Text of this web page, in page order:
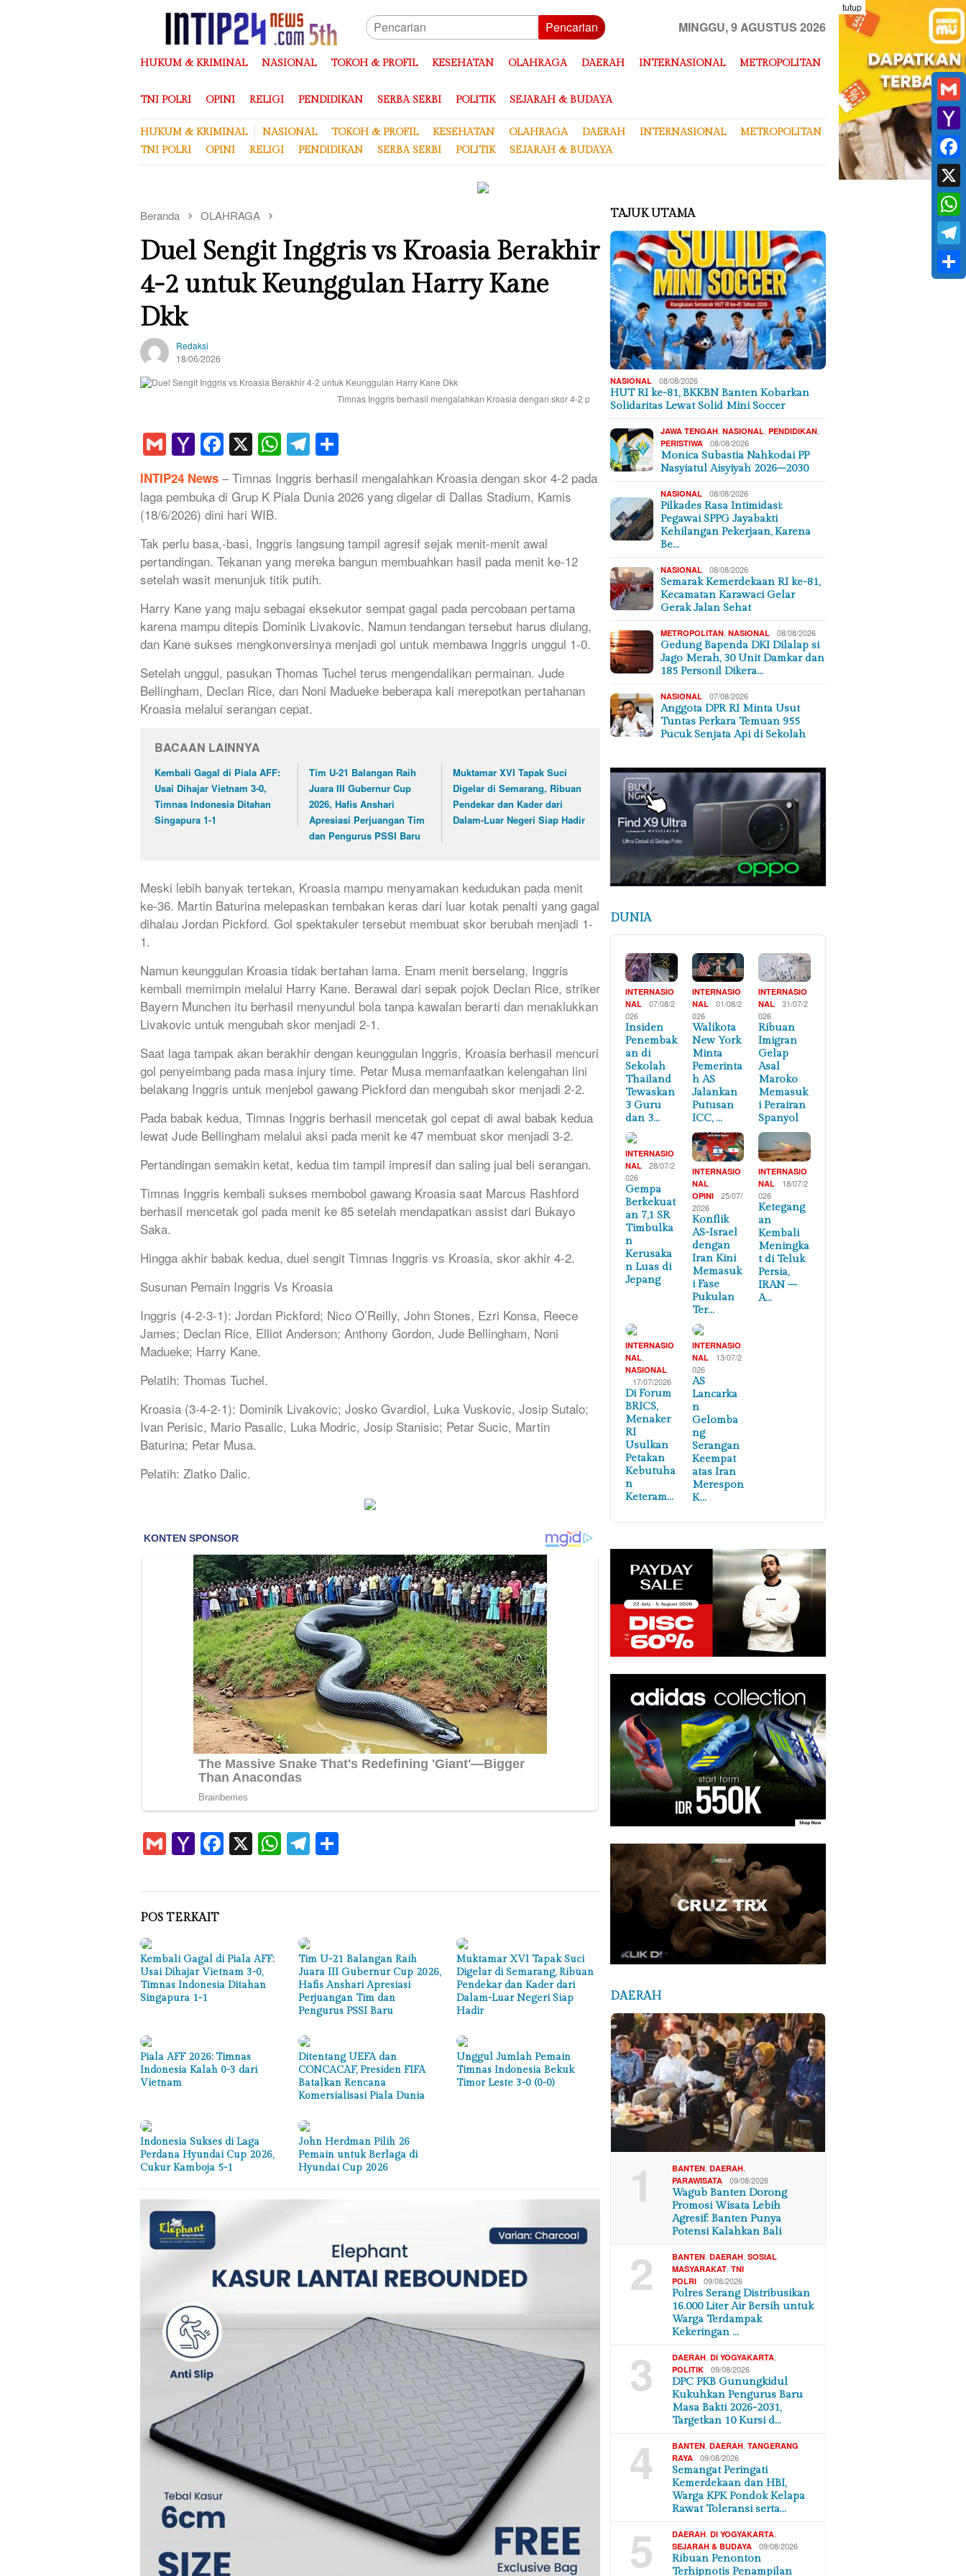
tutup
Pencarian MINGGU, 9 AGUSTUS 2026
HUKUM & KRIMINAL NASIONAL TOKOH & PROFIL KESEHATAN OLAHRAGA DAERAH INTERNASIONAL METROPOLITAN
TNI POLRI OPINI RELIGI PENDIDIKAN SERBA SERBI POLITIK SEJARAH & BUDAYA
HUKUM & KRIMINAL NASIONAL TOKOH & PROFIL KESEHATAN OLAHRAGA DAERAH INTERNASIONAL
METROPOLITAN
TNI POLRI
OPINI RELIGI PENDIDIKAN SERBA SERBI POLITIK SEJARAH & BUDAYA
Beranda OLAHRAGA
Duel Sengit Inggris vs Kroasia Berakhir
4-2 untuk Keunggulan Harry Kane
Dkk
Redaksi
18/06/2026
Timnas Inggris berhasil mengalahkan Kroasia dengan skor 4-2 p
GmailYahoo
Mail
Facebook
X WhatsApp
Telegram
INTIP24 News – Timnas Inggris berhasil mengalahkan Kroasia dengan skor 4-2 pada
laga pembuka di Grup K Piala Dunia 2026 yang digelar di Dallas Stadium, Kamis
(18/6/2026) dini hari WIB.
Tak perlu basa,-basi, Inggris langsung tampil agresif sejak menit-menit awal
pertandingan. Tekanan yang mereka bangun membuahkan hasil pada menit ke-12
setelah wasit menunjuk titik putih.
Harry Kane yang maju sebagai eksekutor sempat gagal pada percobaan pertama
karena mampu ditepis Dominik Livakovic. Namun tendangan tersebut harus diulang,
dan Kane sukses mengkonversinya menjadi gol untuk membawa Inggris unggul 1-0.
Setelah unggul, pasukan Thomas Tuchel terus mengendalikan permainan. Jude
Bellingham, Declan Rice, dan Noni Madueke beberapa kali merepotkan pertahanan
Kroasia melalui serangan cepat.
BACAAN LAINNYA
Kembali Gagal di Piala AFF:
Usai Dihajar Vietnam 3-0,
Timnas Indonesia Ditahan
Singapura 1-1
Tim U-21 Balangan Raih
Juara III Gubernur Cup
2026, Hafis Anshari
Apresiasi Perjuangan Tim
dan Pengurus PSSI Baru
Muktamar XVI Tapak Suci
Digelar di Semarang, Ribuan
Pendekar dan Kader dari
Dalam-Luar Negeri Siap Hadir
Meski lebih banyak tertekan, Kroasia mampu menyamakan kedudukan pada menit
ke-36. Martin Baturina melepaskan tembakan keras dari luar kotak penalti yang gagal
dihalau Jordan Pickford. Gol spektakuler tersebut membuat skor berubah menjadi 1-
1.
Namun keunggulan Kroasia tidak bertahan lama. Enam menit berselang, Inggris
kembali memimpin melalui Harry Kane. Berawal dari sepak pojok Declan Rice, striker
Bayern Munchen itu berhasil menyundul bola tanpa kawalan berarti dan menaklukkan
Livakovic untuk mengubah skor menjadi 2-1.
Saat laga tampak akan berakhir dengan keunggulan Inggris, Kroasia berhasil mencuri
gol penyeimbang pada masa injury time. Petar Musa memanfaatkan kelengahan lini
belakang Inggris untuk menjebol gawang Pickford dan mengubah skor menjadi 2-2.
Pada babak kedua, Timnas Inggris berhasil mencetak gol cepat di awal babak kedua
lewat Jude Bellingham melalui aksi pada menit ke 47 membuat skor menjadi 3-2.
Pertandingan semakin ketat, kedua tim tampil impresif dan saling jual beli serangan.
Timnas Inggris kembali sukses membobol gawang Kroasia saat Marcus Rashford
berhasil mencetak gol pada menit ke 85 setelah mendapatkan assist dari Bukayo
Saka.
Hingga akhir babak kedua, duel sengit Timnas Inggris vs Kroasia, skor akhir 4-2.
Susunan Pemain Inggris Vs Kroasia
Inggris (4-2-3-1): Jordan Pickford; Nico O’Reilly, John Stones, Ezri Konsa, Reece
James; Declan Rice, Elliot Anderson; Anthony Gordon, Jude Bellingham, Noni
Madueke; Harry Kane.
Pelatih: Thomas Tuchel.
Kroasia (3-4-2-1): Dominik Livakovic; Josko Gvardiol, Luka Vuskovic, Josip Sutalo;
Ivan Perisic, Mario Pasalic, Luka Modric, Josip Stanisic; Petar Sucic, Martin
Baturina; Petar Musa.
Pelatih: Zlatko Dalic.
GmailYahoo
Mail
Facebook
X WhatsApp
Telegram
POS TERKAIT
Kembali Gagal di Piala AFF:
Usai Dihajar Vietnam 3-0,
Timnas Indonesia Ditahan
Singapura 1-1
Tim U-21 Balangan Raih
Juara III Gubernur Cup 2026,
Hafis Anshari Apresiasi
Perjuangan Tim dan
Pengurus PSSI Baru
Muktamar XVI Tapak Suci
Digelar di Semarang, Ribuan
Pendekar dan Kader dari
Dalam-Luar Negeri Siap
Hadir
Piala AFF 2026: Timnas
Indonesia Kalah 0-3 dari
Vietnam
Ditentang UEFA dan
CONCACAF, Presiden FIFA
Batalkan Rencana
Komersialisasi Piala Dunia
Unggul Jumlah Pemain
Timnas Indonesia Bekuk
Timor Leste 3-0 (0-0)
Indonesia Sukses di Laga
Perdana Hyundai Cup 2026,
Cukur Kamboja 5-1
John Herdman Pilih 26
Pemain untuk Berlaga di
Hyundai Cup 2026
TAJUK UTAMA
NASIONAL 08/08/2026
HUT RI ke-81, BKKBN Banten Kobarkan
Solidaritas Lewat Solid Mini Soccer
JAWA TENGAH ,NASIONAL ,PENDIDIKAN
PERISTIWA 08/08/2026
Monica Subastia Nahkodai PP
Nasyiatul Aisyiyah 2026–2030
NASIONAL 08/08/2026
Pilkades Rasa Intimidasi:
Pegawai SPPG Jayabakti
Kehilangan Pekerjaan, Karena
Be…
NASIONAL 08/08/2026
Semarak Kemerdekaan RI ke-81,
Kecamatan Karawaci Gelar
Gerak Jalan Sehat
METROPOLITAN ,NASIONAL 08/08/2026
Gedung Bapenda DKI Dilalap si
Jago Merah, 30 Unit Damkar dan
185 Personil Dikera…
NASIONAL 07/08/2026
Anggota DPR RI Minta Usut
Tuntas Perkara Temuan 955
Pucuk Senjata Api di Sekolah
DUNIA
INTERNASIO
NAL
07/08/2
026
Insiden
Penembak
an di
Sekolah
Thailand
Tewaskan
3 Guru
dan 3…
INTERNASIO
NAL
01/08/2
026
Walikota
New York
Minta
Pemerinta
h AS
Jalankan
Putusan
ICC, …
INTERNASIO
NAL
31/07/2
026
Ribuan
Imigran
Gelap
Asal
Maroko
Memasuk
i Perairan
Spanyol
INTERNASIO
NAL
28/07/2
026
Gempa
Berkekuat
an 7,1 SR
Timbulka
n
Kerusaka
n Luas di
Jepang
INTERNASIO
NAL,
OPINI
25/07/
2026
Konflik
AS-Israel
dengan
Iran Kini
Memasuk
i Fase
Pukulan
Ter…
INTERNASIO
NAL
18/07/2
026
Ketegang
an
Kembali
Meningka
t di Teluk
Persia,
IRAN –
A…
INTERNASIO
NAL
NASIONAL
17/07/2026
Di Forum
BRICS,
Menaker
RI
Usulkan
Petakan
Kebutuha
n
Keteram…
INTERNASIO
NAL
13/07/2
026
AS
Lancarka
n
Gelomba
ng
Serangan
Keempat
atas Iran
Merespon
K…
DAERAH
1 BANTEN ,DAERAH
PARAWISATA 09/08/2026
Wagub Banten Dorong
Promosi Wisata Lebih
Agresif: Banten Punya
Potensi Kalahkan Bali
2 BANTEN ,DAERAH ,SOSIAL
MASYARAKAT ,TNI
POLRI
09/08/2026
Polres Serang Distribusikan
16.000 Liter Air Bersih untuk
Warga Terdampak
Kekeringan …
3 DAERAH ,DI YOGYAKARTA
POLITIK 09/08/2026
DPC PKB Gunungkidul
Kukuhkan Pengurus Baru
Masa Bakti 2026-2031,
Targetkan 10 Kursi d…
4 BANTEN ,DAERAH ,TANGERANG
RAYA
09/08/2026
Semangat Peringati
Kemerdekaan dan HBI,
Warga KPK Pondok Kelapa
Rawat Toleransi serta…
5 DAERAH ,DI YOGYAKARTA
SEJARAH & BUDAYA 09/08/2026
Ribuan Penonton
Terhipnotis Penampilan
Mail
X